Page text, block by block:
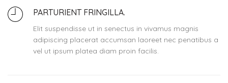
PARTURIENT FRINGILLA.
Elit suspendisse ut in senectus in vivamus magnis
adipiscing placerat accumsan laoreet nec penatibus a
vel ut ipsum platea diam proin facilis.